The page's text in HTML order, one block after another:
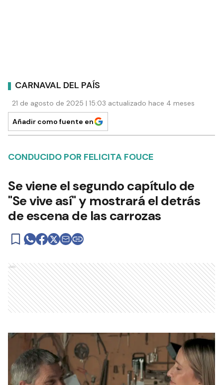
CARNAVAL DEL PAÍS
21 de agosto de 2025 | 15:03 actualizado hace 4 meses
Añadir como fuente en
CONDUCIDO POR FELICITA FOUCE
Se viene el segundo capítulo de
"Se vive así" y mostrará el detrás
de escena de las carrozas
Ads